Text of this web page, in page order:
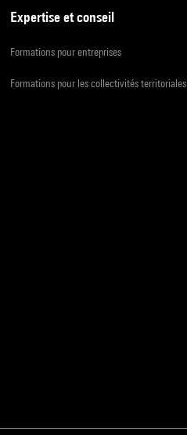
Expertise et conseil
Formations pour entreprises
Formations pour les collectivités territoriales